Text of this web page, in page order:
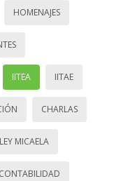
HOMENAJES
IITEA IITAE
CHARLAS
LEY MICAELA
CONTABILIDAD